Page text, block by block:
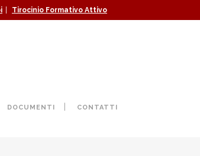
Tirocinio Formativo Attivo
DOCUMENTI CONTATTI